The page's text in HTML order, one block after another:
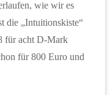
wie wir es
die „Intuitionskiste“
für acht D-Mark
für 800 Euro und